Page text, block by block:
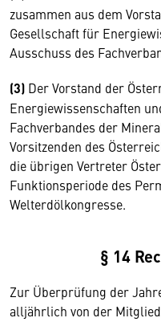
zusammen aus dem
Gesellschaft für
Ausschuss des
(3) Der Vorstand der
Energiewissenschaften
Fachverbandes der
Vorsitzenden des
die übrigen Vertreter
Funktionsperiode des
Welterdölkongresse.
§ 14
Zur Überprüfung der
alljährlich von der